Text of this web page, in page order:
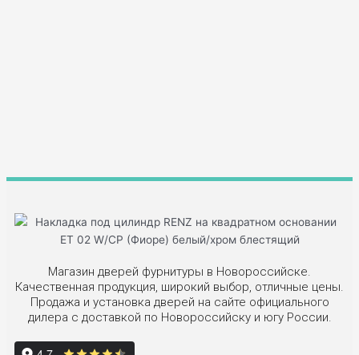
Магазин дверей фурнитуры в Новороссийске.
Качественная продукция, широкий выбор, отличные цены.
Продажа и установка дверей на сайте официального
дилера с доставкой по Новороссийску и югу России.